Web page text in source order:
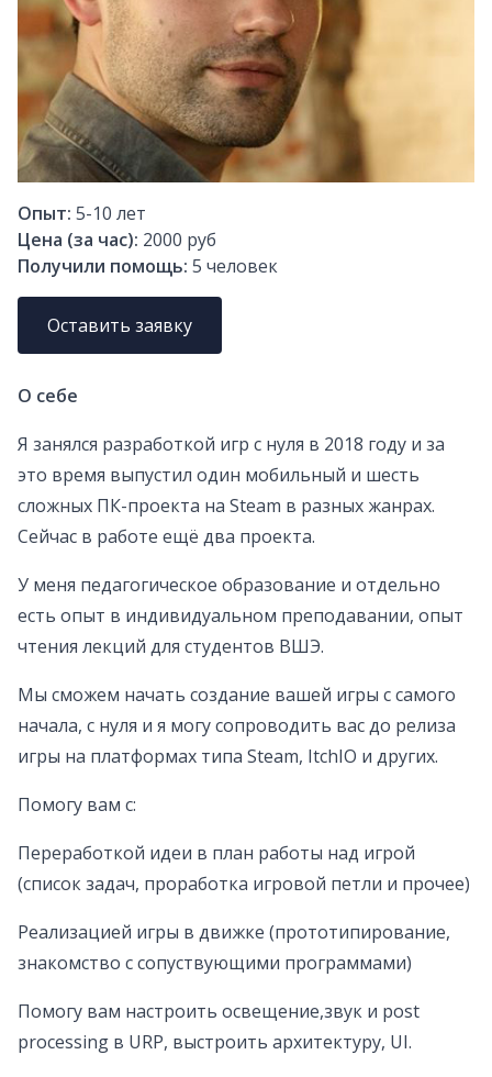
Опыт: 5-10 лет
Цена (за час): 2000 руб
Получили помощь: 5 человек
Оставить заявку
О себе
Я занялся разработкой игр с нуля в 2018 году и за
это время выпустил один мобильный и шесть
сложных ПК-проекта на Steam в разных жанрах.
Сейчас в работе ещё два проекта.
У меня педагогическое образование и отдельно
есть опыт в индивидуальном преподавании, опыт
чтения лекций для студентов ВШЭ.
Мы сможем начать создание вашей игры с самого
начала, с нуля и я могу сопроводить вас до релиза
игры на платформах типа Steam, ItchIO и других.
Помогу вам с:
Переработкой идеи в план работы над игрой
(список задач, проработка игровой петли и прочее)
Реализацией игры в движке (прототипирование,
знакомство с сопуствующими программами)
Помогу вам настроить освещение,звук и post
processing в URP, выстроить архитектуру, UI.